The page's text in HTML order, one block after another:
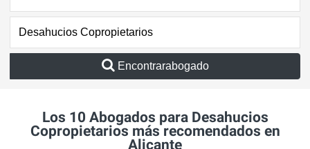
Encontrarabogado
Los 10 Abogados para Desahucios
Copropietarios más recomendados en
Alicante